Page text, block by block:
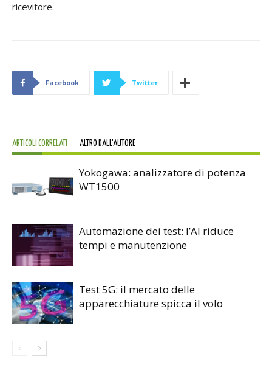
ricevitore.
Facebook Twitter
ARTICOLI CORRELATI ALTRO DALL'AUTORE
Yokogawa: analizzatore di potenza
WT1500
Automazione dei test: l’AI riduce
tempi e manutenzione
Test 5G: il mercato delle
apparecchiature spicca il volo